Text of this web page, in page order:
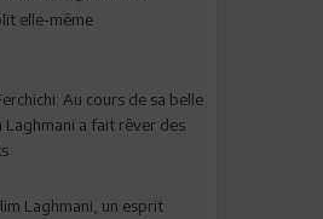
elle-même
Au cours de sa belle
Laghmani a fait rêver des
Laghmani, un esprit